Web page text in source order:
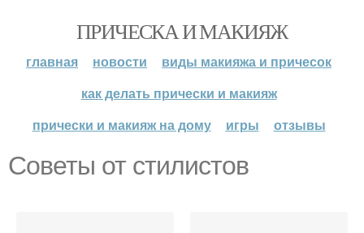
ПРИЧЕСКА И МАКИЯЖ
главная новости
виды макияжа и причесок
как делать прически и макияж
прически и макияж на дому
игры отзывы
Советы от стилистов